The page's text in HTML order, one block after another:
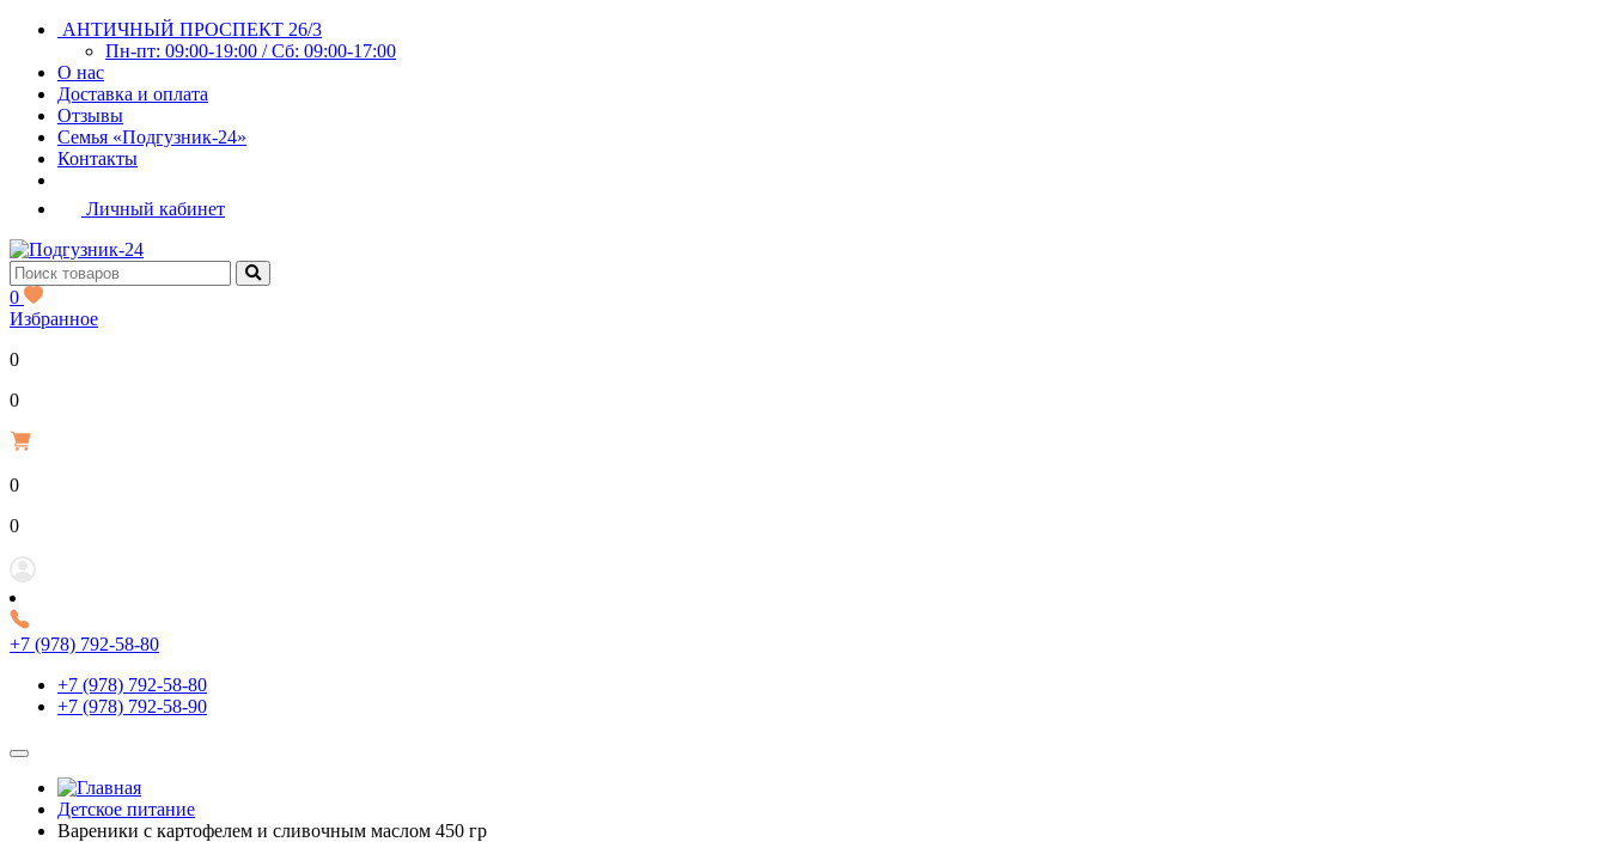
АНТИЧНЫЙ ПРОСПЕКТ 26/3
Пн-пт: 09:00-19:00 / Сб: 09:00-17:00
О нас
Доставка и оплата
Отзывы
Семья «Подгузник-24»
Контакты
Личный кабинет
0
Избранное
0
0Р
0
0Р
+7 (978) 792-58-80
+7 (978) 792-58-80
+7 (978) 792-58-90
Детское питание
Вареники с картофелем и сливочным маслом 450 гр